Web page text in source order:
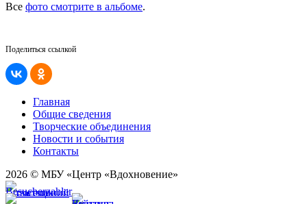
Все фото смотрите в альбоме.
Поделиться ссылкой
Главная
Общие сведения
Творческие объединения
Новости и события
Контакты
2026 © МБУ «Центр «Вдохновение»